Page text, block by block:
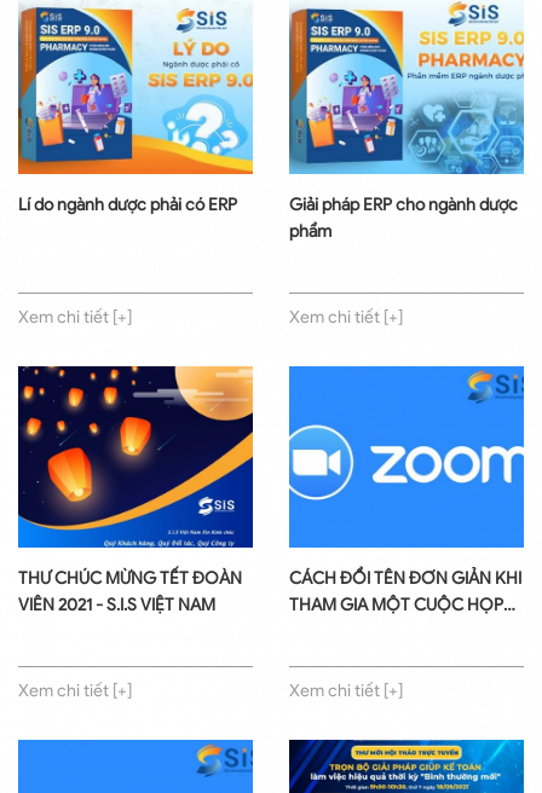
Lí do ngành dược phải có ERP
Xem chi tiết [+]
Giải pháp ERP cho ngành dược
phẩm
Xem chi tiết [+]
THƯ CHÚC MỪNG TẾT ĐOÀN
VIÊN 2021 - S.I.S VIỆT NAM
Xem chi tiết [+]
CÁCH ĐỔI TÊN ĐƠN GIẢN KHI
THAM GIA MỘT CUỘC HỌP
Xem chi tiết [+]